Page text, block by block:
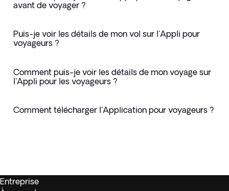
avant de voyager ?
Puis-je voir les détails de mon vol sur l'Appli pour
voyageurs ?
Comment puis-je voir les détails de mon voyage sur
l'Appli pour les voyageurs ?
Comment télécharger l'Application pour voyageurs ?